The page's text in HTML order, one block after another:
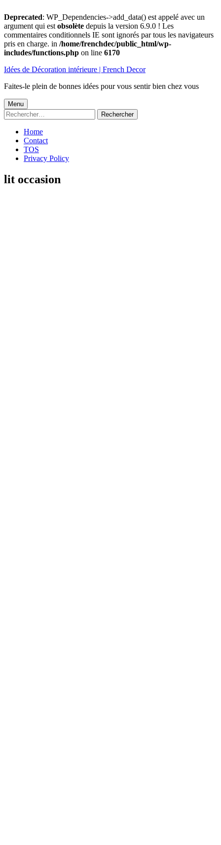
Deprecated: WP_Dependencies->add_data() est appelé avec un
argument qui est obsolète depuis la version 6.9.0 ! Les
commentaires conditionnels IE sont ignorés par tous les navigateurs
pris en charge. in /home/frenchdec/public_html/wp-
includes/functions.php on line 6170
au
Idées de Décoration intérieure | French Decor
Faites-le plein de bonnes idées pour vous sentir bien chez vous
Menu
principal
Menu
Rechercher :
Home
Contact
TOS
Privacy Policy
lit occasion